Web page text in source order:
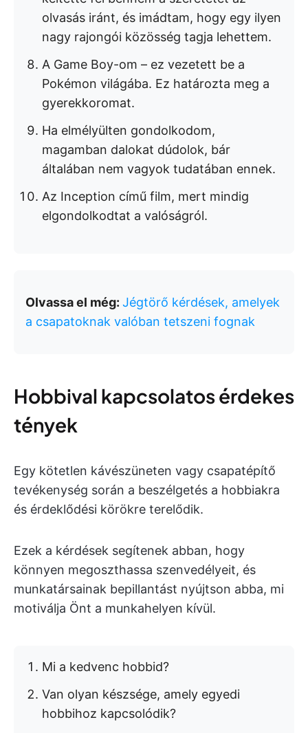
olvasás iránt, és imádtam, hogy egy ilyen
nagy rajongói közösség tagja lehettem.
A Game Boy-om – ez vezetett be a
Pokémon világába. Ez határozta meg a
gyerekkoromat.
Ha elmélyülten gondolkodom,
magamban dalokat dúdolok, bár
általában nem vagyok tudatában ennek.
Az Inception című film, mert mindig
elgondolkodtat a valóságról.
Olvassa el még: Jégtörő kérdések, amelyek
a csapatoknak valóban tetszeni fognak
Hobbival kapcsolatos érdekes
tények
Egy kötetlen kávészüneten vagy csapatépítő
tevékenység során a beszélgetés a hobbiakra
és érdeklődési körökre terelődik.
Ezek a kérdések segítenek abban, hogy
könnyen megoszthassa szenvedélyeit, és
munkatársainak bepillantást nyújtson abba, mi
motiválja Önt a munkahelyen kívül.
Mi a kedvenc hobbid?
Van olyan készsége, amely egyedi
hobbihoz kapcsolódik?